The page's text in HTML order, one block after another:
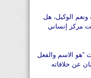
ونعم الوكيل، هل
مركز إنساني
“هو الاسم والفعل
عن خلافاته